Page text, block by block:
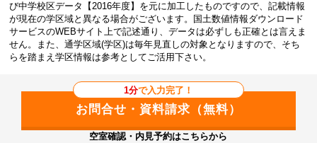
び中学校区データ【2016年度】を元に加工したものですので、記載情報
が現在の学区域と異なる場合がございます。国土数値情報ダウンロード
サービスのWEBサイト上で記述通り、データは必ずしも正確とは言えま
せん。また、通学区域(学区)は毎年見直しの対象となりますので、そち
らを踏まえ学区情報は参考としてご活用下さい。
1分で入力完了！
空室確認・内見予約はこちらから